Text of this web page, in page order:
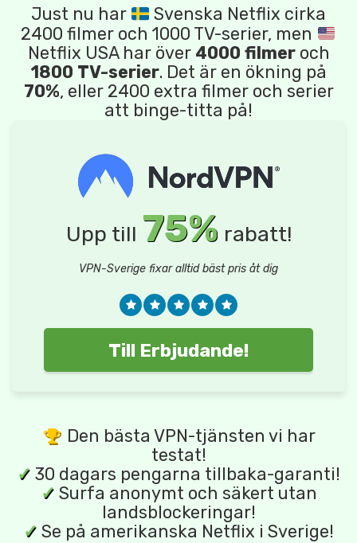
Just nu har
Svenska Netflix cirka
2400 filmer och 1000 TV-serier, men
Netflix USA har över 4000 filmeroch
1800 TV-serier. Det är en ökning på
70%, eller 2400 extra filmer och serier
att binge-titta på!
Upp till 75% rabatt!
VPN-Sverige fixar alltid bäst pris åt dig
Till Erbjudande!
Den bästa VPN-tjänsten vi har
testat!
✓ 30 dagars pengarna tillbaka-garanti!
✓ Surfa anonymt och säkert utan
landsblockeringar!
✓ Se på amerikanska Netflix i Sverige!